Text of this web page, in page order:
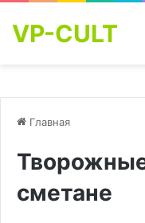
VP-CULT
Главная
сметане